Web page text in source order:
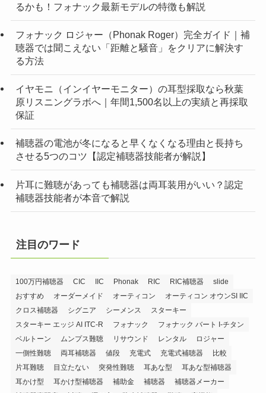
るかも！フォナック最新モデルの特徴も解説
フォナック ロジャー（Phonak Roger）完全ガイド｜補
聴器では聞こえない「距離と騒音」をクリアに解決す
る方法
イヤモニ（インイヤーモニター）の耳型採取なら秋葉
原リスニングラボへ｜年間1,500名以上の実績と再採取
保証
補聴器の電池が冬になると早くなくなる理由と長持ち
させる5つのコツ【認定補聴器技能者が解説】
片耳に難聴があっても補聴器は両耳装用がいい？認定
補聴器技能者が本音で解説
注目のワード
100万円補聴器 CIC IIC Phonak RIC RIC補聴器
slide
おすすめ
オーダーメイド オーティコン
オーティコン オウンSI IIC
クロス補聴器
シグニア シーメンス
スターキー
スターキー エッジ AI ITC-R
フォナック
フォナック バート I-チタン
ベルトーン
ムンプス難聴 リサウンド レンタル
ロジャー
一側性難聴
両耳補聴器 値段 充電式 充電式補聴器
比較
片耳難聴
目立たない 突発性難聴 耳あな型
耳あな型補聴器
耳かけ型
耳かけ型補聴器 補助金 補聴器
補聴器メーカー